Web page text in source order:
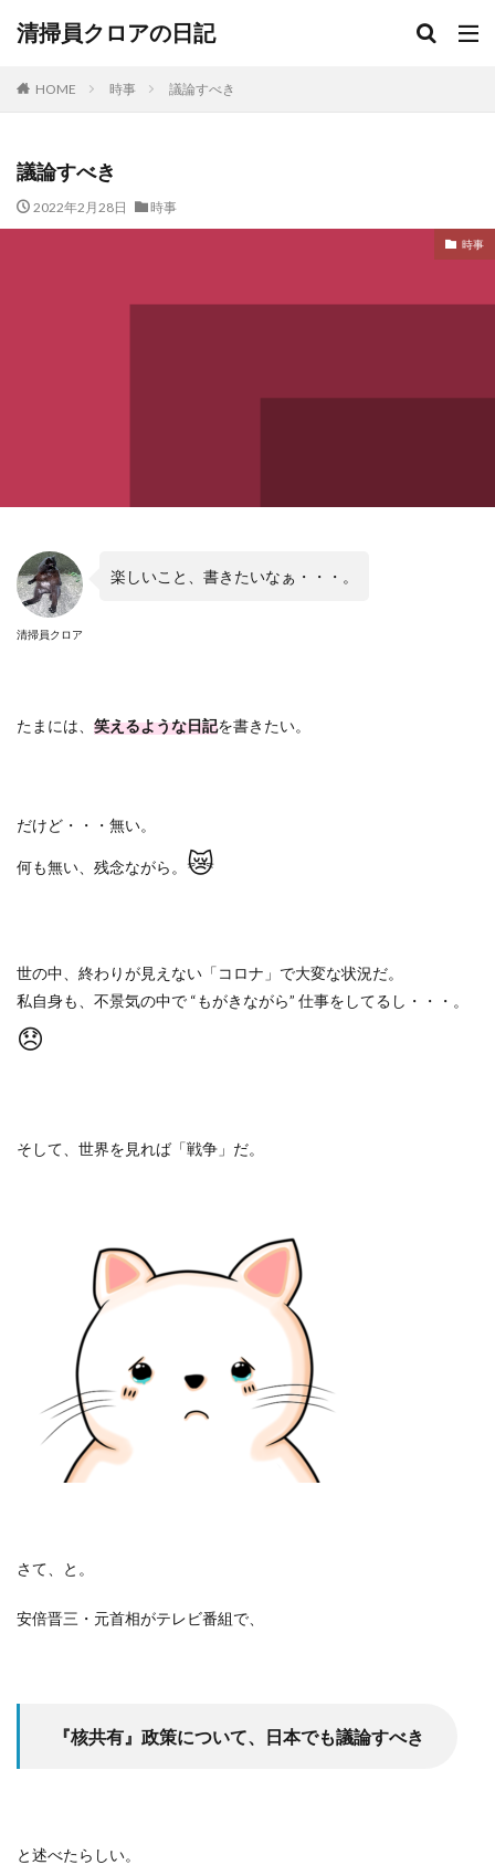
清掃員クロアの日記
HOME 時事 議論すべき
議論すべき
2022年2月28日 時事
時事
清掃員クロア
楽しいこと、書きたいなぁ・・・。
たまには、 笑えるような日記を書きたい。
だけど・・・無い。
何も無い、残念ながら。 😿
世の中、終わりが見えない「コロナ」で大変な状況だ。
私自身も、不景気の中で “もがきながら” 仕事をしてるし・・・。
😞
そして、世界を見れば「戦争」だ。
さて、と。
安倍晋三・元首相がテレビ番組で、
『核共有』政策について、日本でも議論すべき
と述べたらしい。